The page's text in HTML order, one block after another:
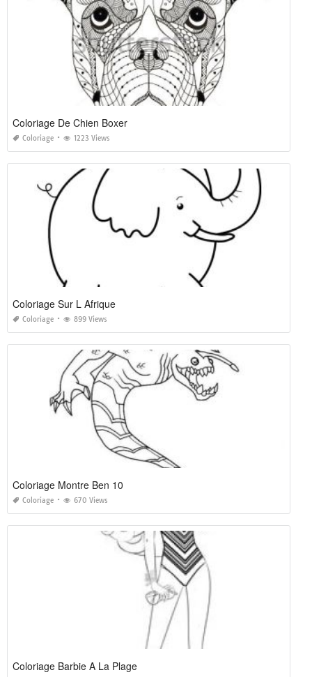
Coloriage De Chien Boxer
Coloriage 1223 Views
Coloriage Sur L Afrique
Coloriage 899 Views
Coloriage Montre Ben 10
Coloriage 670 Views
Coloriage Barbie A La Plage